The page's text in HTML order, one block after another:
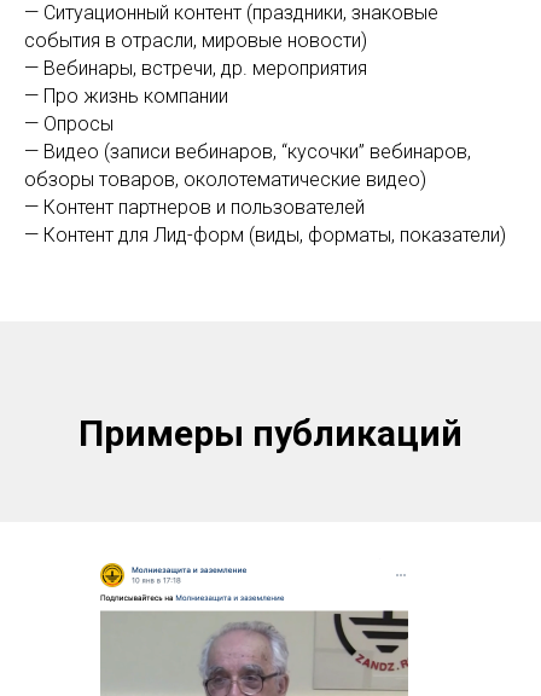
— Ситуационный контент (праздники, знаковые
события в отрасли, мировые новости)
— Вебинары, встречи, др. мероприятия
— Про жизнь компании
— Опросы
— Видео (записи вебинаров, “кусочки” вебинаров,
обзоры товаров, околотематические видео)
— Контент партнеров и пользователей
— Контент для Лид-форм (виды, форматы, показатели)
Примеры публикаций